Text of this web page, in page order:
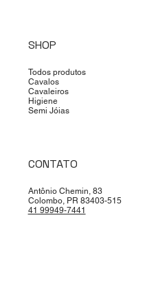
SHOP
Todos produtos
Cavalos
Cavaleiros
Higiene
Semi Jóias
CONTATO
Antônio Chemin, 83
Colombo, PR 83403-515
41 99949-7441